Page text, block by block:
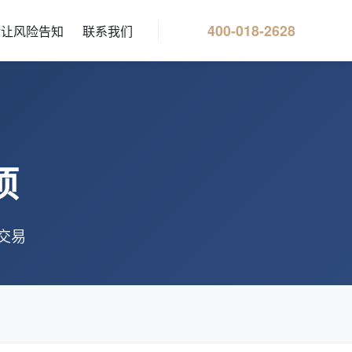
风险告知 联系我们 400-018-2628
易